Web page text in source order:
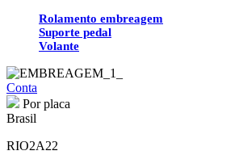
Rolamento embreagem
Suporte pedal
Volante
Conta
Por placa
Brasil
RIO2A22